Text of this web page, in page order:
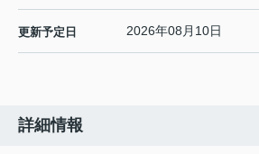
更新予定日 2026年08月10日
詳細情報